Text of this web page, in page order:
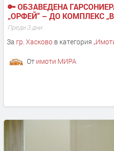
🔑 ОБЗАВЕДЕНА
„ОРФЕЙ“ – ДО КОМПЛЕКС
Преди 3 дни
За гр. Хасковов категория „
От имоти МИРА